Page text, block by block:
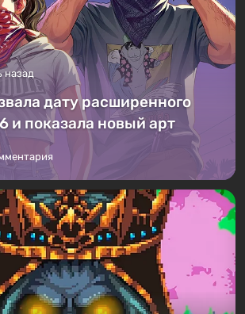
назад
дату расширенного
и показала новый арт